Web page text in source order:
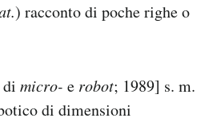
) racconto di poche righe o
micro- e robot; 1989] s. m.
di dimensioni